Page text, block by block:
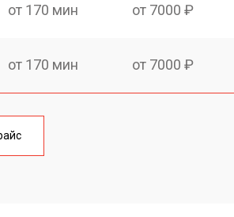
от 170 мин от 7000 ₽
от 170 мин от 7000 ₽
от 70 мин